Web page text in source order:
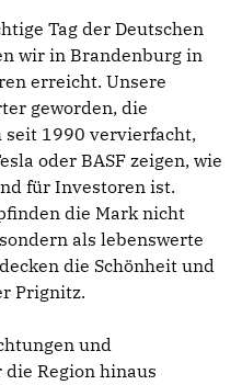
Tag der Deutschen
wir in Brandenburg in
erreicht. Unsere
geworden, die
1990 vervierfacht,
oder BASF zeigen, wie
für Investoren ist.
die Mark nicht
als lebenswerte
die Schönheit und
Prignitz.
und
Region hinaus